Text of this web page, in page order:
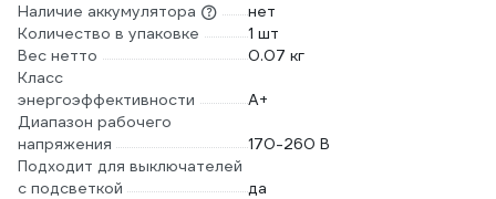
Наличие аккумулятора
нет
Количество в упаковке
1 шт
Вес нетто
0.07 кг
Класс
энергоэффективности
A+
Диапазон рабочего
напряжения
170-260 В
Подходит для выключателей
с подсветкой
да